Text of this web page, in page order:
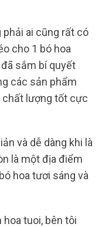
phải ai cũng rất có
cho 1 bó hoa
sắm bí quyết
các sản phẩm
chất lượng tốt cực
và dễ dàng khi là
là một địa điểm
hoa tươi sáng và
tuoi, bên tôi